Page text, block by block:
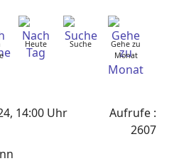
Heute Suche
Gehe zu
Monat
14:00 Uhr Aufrufe :
2607